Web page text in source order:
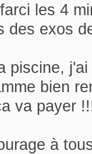
les 4
des exos
piscine,
bien
va payer
à